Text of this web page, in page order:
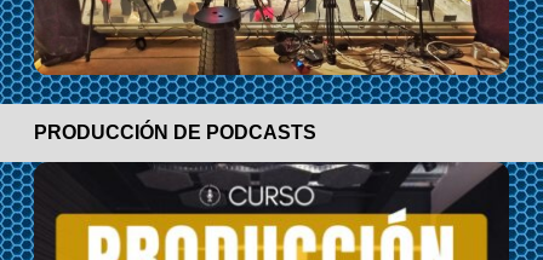
PRODUCCIÓN DE PODCASTS